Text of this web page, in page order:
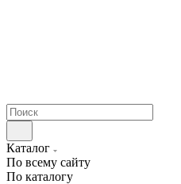
Каталог
По всему сайту
По каталогу